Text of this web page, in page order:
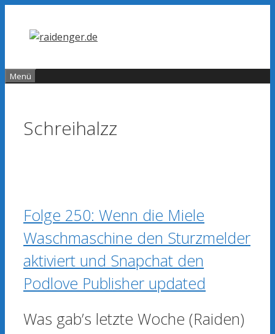
Inhalt
springen
Menü
Schreihalzz
Folge 250: Wenn die Miele
Waschmaschine den Sturzmelder
aktiviert und Snapchat den
Podlove Publisher updated
Was gab’s letzte Woche (Raiden)